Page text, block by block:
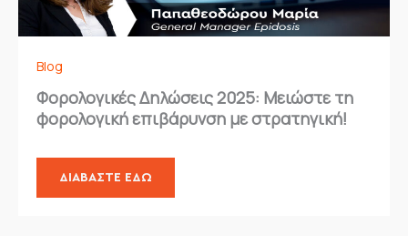
Blog
Φορολογικές Δηλώσεις 2025: Μειώστε τη
φορολογική επιβάρυνση με στρατηγική!
ΔΙΑΒΆΣΤΕ ΕΔΏ